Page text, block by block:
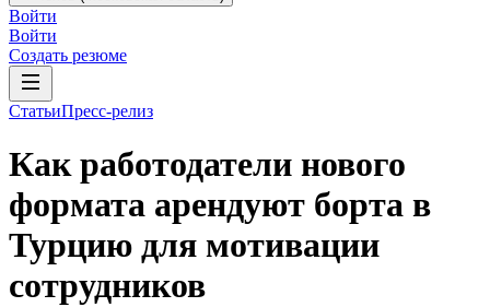
Войти
Войти
Создать резюме
СтатьиПресс-релиз
Как работодатели нового
формата арендуют борта в
Турцию для мотивации
сотрудников